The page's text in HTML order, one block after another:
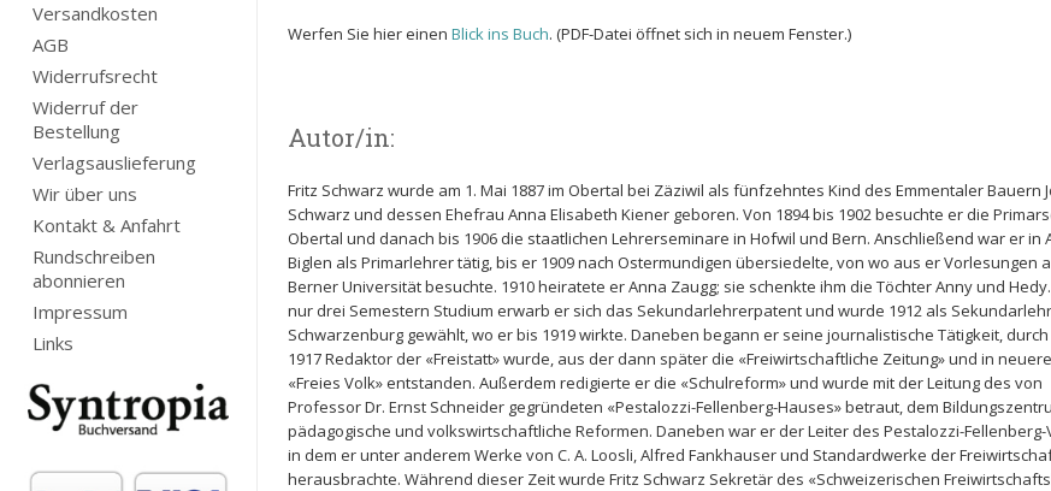
Versandkosten
AGB
Widerrufsrecht
Widerruf der
Bestellung
Verlagsauslieferung
Wir über uns
Kontakt & Anfahrt
Rundschreiben
abonnieren
Impressum
Links
Werfen Sie hier einen Blick ins Buch. (PDF-Datei öffnet sich in neuem Fenster.)
Autor/in:
Fritz Schwarz wurde am 1. Mai 1887 im Obertal bei Zäziwil als fünfzehntes Kind des Emmentaler Bauern
Schwarz und dessen Ehefrau Anna Elisabeth Kiener geboren. Von 1894 bis 1902 besuchte er die
Obertal und danach bis 1906 die staatlichen Lehrerseminare in Hofwil und Bern. Anschließend war er in
Biglen als Primarlehrer tätig, bis er 1909 nach Ostermundigen übersiedelte, von wo aus er Vorlesungen
Berner Universität besuchte. 1910 heiratete er Anna Zaugg; sie schenkte ihm die Töchter Anny und
nur drei Semestern Studium erwarb er sich das Sekundarlehrerpatent und wurde 1912 als
Schwarzenburg gewählt, wo er bis 1919 wirkte. Daneben begann er seine journalistische Tätigkeit,
1917 Redaktor der «Freistatt» wurde, aus der dann später die «Freiwirtschaftliche Zeitung» und in
«Freies Volk» entstanden. Außerdem redigierte er die «Schulreform» und wurde mit der Leitung des von
Professor Dr. Ernst Schneider gegründeten «Pestalozzi-Fellenberg-Hauses» betraut, dem
pädagogische und volkswirtschaftliche Reformen. Daneben war er der Leiter des Pestalozzi-Fellenberg-
in dem er unter anderem Werke von C. A. Loosli, Alfred Fankhauser und Standardwerke der
herausbrachte. Während dieser Zeit wurde Fritz Schwarz Sekretär des «Schweizerischen